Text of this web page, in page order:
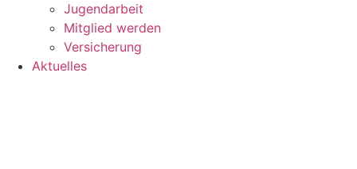
Jugendarbeit
Mitglied werden
Versicherung
Aktuelles